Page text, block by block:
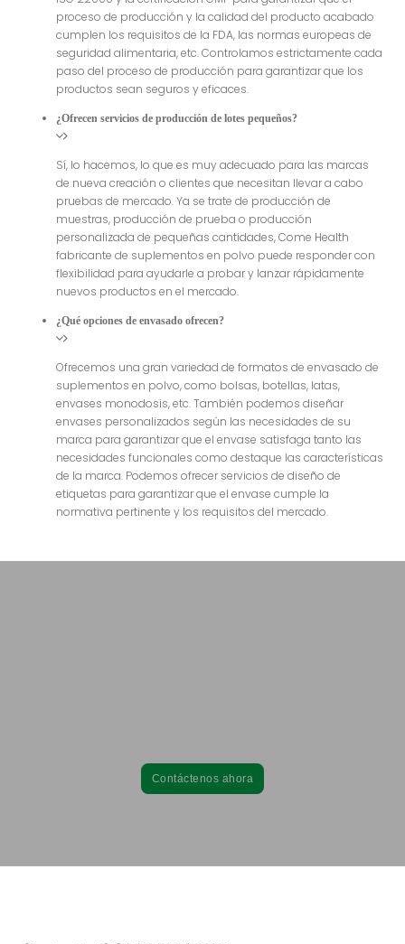
proceso de producción y la calidad del producto acabado
cumplen los requisitos de la FDA, las normas europeas de
seguridad alimentaria, etc. Controlamos estrictamente cada
paso del proceso de producción para garantizar que los
productos sean seguros y eficaces.
¿Ofrecen servicios de producción de lotes pequeños?
Sí, lo hacemos, lo que es muy adecuado para las marcas
de nueva creación o clientes que necesitan llevar a cabo
pruebas de mercado. Ya se trate de producción de
muestras, producción de prueba o producción
personalizada de pequeñas cantidades, Come Health
fabricante de suplementos en polvo puede responder con
flexibilidad para ayudarle a probar y lanzar rápidamente
nuevos productos en el mercado.
¿Qué opciones de envasado ofrecen?
Ofrecemos una gran variedad de formatos de envasado de
suplementos en polvo, como bolsas, botellas, latas,
envases monodosis, etc. También podemos diseñar
envases personalizados según las necesidades de su
marca para garantizar que el envase satisfaga tanto las
necesidades funcionales como destaque las características
de la marca. Podemos ofrecer servicios de diseño de
etiquetas para garantizar que el envase cumple la
normativa pertinente y los requisitos del mercado.
Contáctenos ahora